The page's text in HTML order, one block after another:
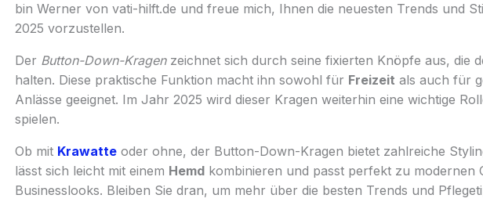
bin Werner von vati-hilft.de und freue mich, Ihnen die neuesten Trends und
2025 vorzustellen.
Der Button-Down-Kragenzeichnet sich durch seine fixierten Knöpfe aus, die
halten. Diese praktische Funktion macht ihn sowohl für Freizeit als auch für
Anlässe geeignet. Im Jahr 2025 wird dieser Kragen weiterhin eine wichtige
spielen.
Ob mit Krawatteoder ohne, der Button-Down-Kragen bietet zahlreiche
lässt sich leicht mit einem Hemdkombinieren und passt perfekt zu modernen
Businesslooks. Bleiben Sie dran, um mehr über die besten Trends und